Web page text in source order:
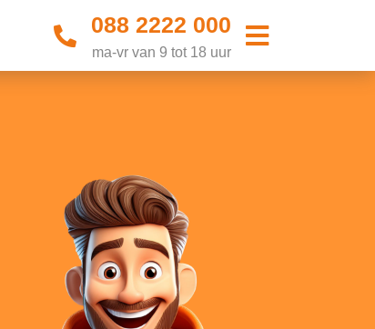
088 2222 000
ma-vr van 9 tot 18 uur